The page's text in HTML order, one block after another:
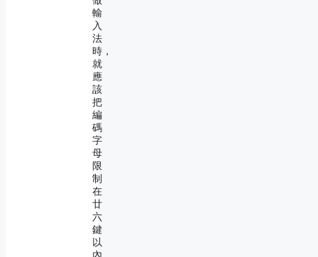
輸
入
法
時，
就
應
該
把
編
碼
字
母
限
制
在
廿
六
鍵
以